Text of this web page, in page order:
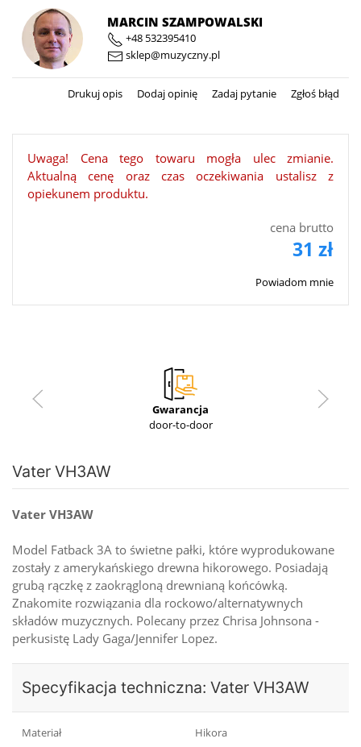
MARCIN SZAMPOWALSKI
+48 532395410
sklep@muzyczny.pl
Drukuj opis Dodaj opinię Zadaj pytanie Zgłoś błąd
Uwaga! Cena tego towaru mogła ulec zmianie.
Aktualną cenę oraz czas oczekiwania ustalisz z
opiekunem produktu.
cena brutto
31 zł
Powiadom mnie
Gwarancja
door-to-door
Vater VH3AW
Vater VH3AW
Model Fatback 3A to świetne pałki, które wyprodukowane
zostały z amerykańskiego drewna hikorowego. Posiadają
grubą rączkę z zaokrągloną drewnianą końcówką.
Znakomite rozwiązania dla rockowo/alternatywnych
składów muzycznych. Polecany przez Chrisa Johnsona -
perkusistę Lady Gaga/Jennifer Lopez.
Specyfikacja techniczna: Vater VH3AW
Materiał Hikora